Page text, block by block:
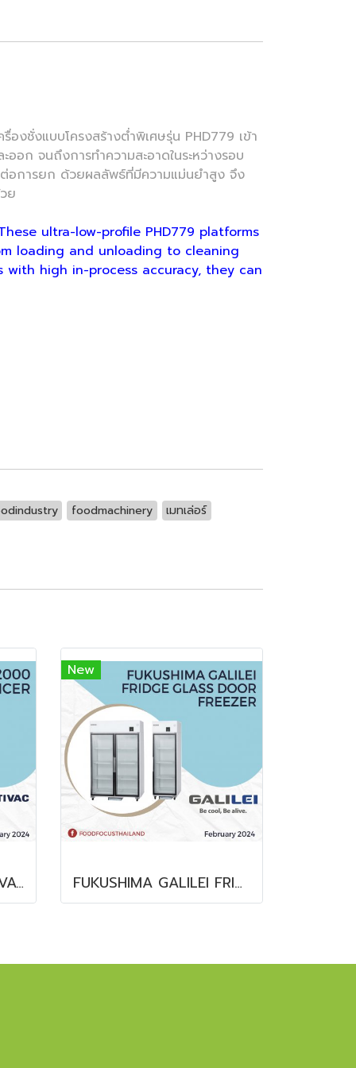
งชั่งแบบโครงสร้างต่ำพิเศษรุ่น PHD779 เข้า
ก จนถึงการทำความสะอาดในระหว่างรอบ
ต่อการยก ด้วยผลลัพธ์ที่มีความแม่นยำสูง จึง
ย
ultra-low-profile PHD779 platforms
loading and unloading to cleaning
with high in-process accuracy, they can
foodmachinery เมทเล่อร์
THE SLX 2000 MULTIVAC SLICER
New
FUKUSHIMA GALILEI FRIDGE GLASS DOOR FREEZER